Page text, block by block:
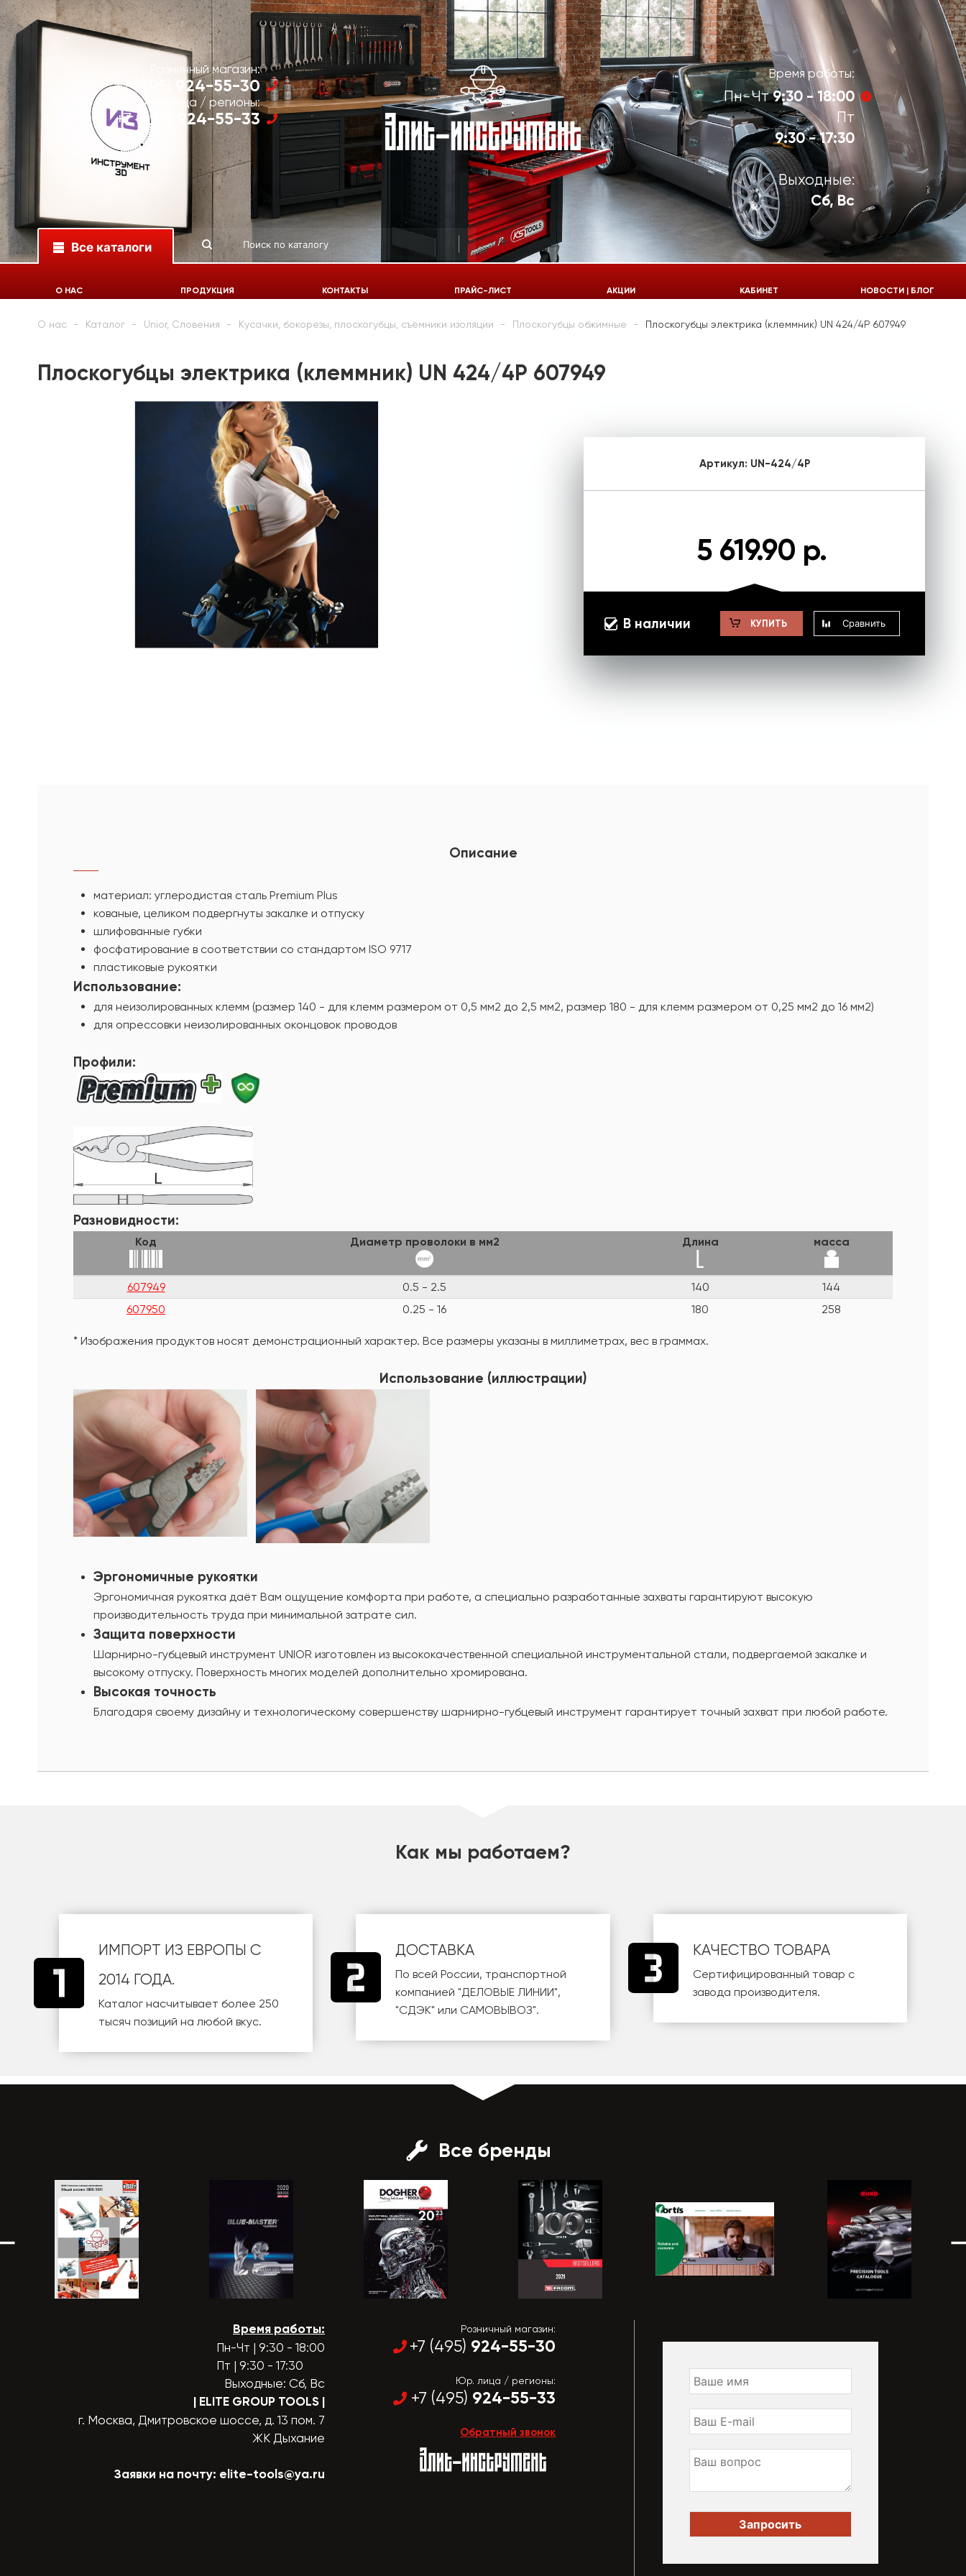
Розничный магазин:
+7 (495) 924-55-30
Юр. лица / регионы:
+7 (495) 924-55-33
Время работы:
Пн-Чт9:30 - 18:00
Пт
9:30 - 17:30
Выходные:
Сб, Вс
Все каталоги
924-55-33
О НАС ПРОДУКЦИЯ КОНТАКТЫ ПРАЙС-ЛИСТ АКЦИИ КАБИНЕТ НОВОСТИ | БЛОГ
О нас Каталог Unior, Словения Кусачки, бокорезы, плоскогубцы, съёмники изоляции Плоскогубцы обжимные Плоскогубцы электрика (клеммник) UN 424/4P 607949
Плоскогубцы электрика (клеммник) UN 424/4P 607949
Артикул: UN-424/4P
5 619.90 р.
В наличии КУПИТЬ Сравнить
Описание
материал: углеродистая сталь Premium Plus
кованые, целиком подвергнуты закалке и отпуску
шлифованные губки
фосфатирование в соответствии со стандартом ISO 9717
пластиковые рукоятки
Использование:
для неизолированных клемм (размер 140 - для клемм размером от 0,5 мм2 до 2,5 мм2, размер 180 - для клемм размером от 0,25 мм2 до 16 мм2)
для опрессовки неизолированных оконцовок проводов
Профили:
Разновидности:
Код Диаметр проволоки в мм2 Длина масса
607949 0.5 - 2.5 140
144
607950
0.25 - 16 180 258
* Изображения продуктов носят демонстрационный характер. Все размеры указаны в миллиметрах, вес в граммах.
Использование (иллюстрации)
Эргономичные рукоятки
Эргономичная рукоятка даëт Вам ощущение комфорта при работе, а специально разработанные захваты гарантируют высокую
производительность труда при минимальной затрате сил.
Защита поверхности
Шарнирно-губцевый инструмент UNIOR изготовлен из высококачественной специальной инструментальной стали, подвергаемой закалке и
высокому отпуску. Поверхность многих моделей дополнительно хромирована.
Высокая точность
Благодаря своему дизайну и технологическому совершенству шарнирно-губцевый инструмент гарантирует точный захват при любой работе.
Как мы работаем?
ИМПОРТ ИЗ ЕВРОПЫ С
2014 ГОДА.
Каталог насчитывает более 250
тысяч позиций на любой вкус.
ДОСТАВКА
По всей России, транспортной
компанией"ДЕЛОВЫЕ ЛИНИИ",
"СДЭК" или САМОВЫВОЗ".
КАЧЕСТВО ТОВАРА
Сертифицированный товар с
завода производителя.
Все бренды
Время работы:
Пн-Чт | 9:30 - 18:00
Пт | 9:30 - 17:30
Выходные: Сб, Вс
| ELITE GROUP TOOLS |
г. Москва, Дмитровское шоссе, д. 13 пом. 7
ЖК Дыхание
Заявки на почту: elite-tools@ya.ru
Розничный магазин:
+7 (495) 924-55-30
Юр. лица / регионы:
+7 (495) 924-55-33
Обратный звонок